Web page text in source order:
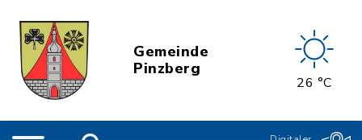
Gemeinde
Pinzberg
26 °C